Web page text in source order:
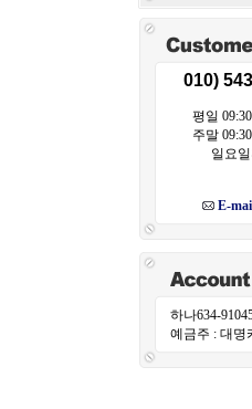
010)
평일
주말
일요
E-
하나634-
예금주 : 대명